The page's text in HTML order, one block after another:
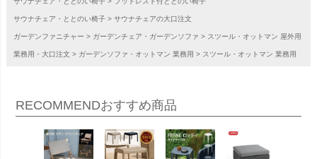
サウナチェア・ととのい椅子 サウナチェアの大口注文
ガーデンファニチャー ガーデンチェア・ガーデンソファ スツール・オットマン 屋外用
業務用・大口注文 ガーデンソファ・オットマン 業務用 スツール・オットマン 業務用
RECOMMENDおすすめ商品